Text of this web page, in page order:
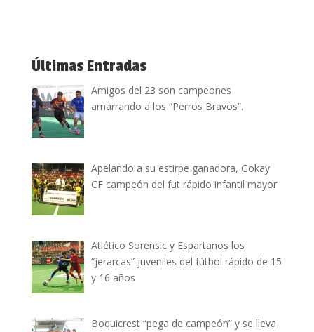
Últimas Entradas
Amigos del 23 son campeones
amarrando a los “Perros Bravos”.
Apelando a su estirpe ganadora, Gokay
CF campeón del fut rápido infantil mayor
Atlético Sorensic y Espartanos los
“jerarcas” juveniles del fútbol rápido de 15
y 16 años
Boquicrest “pega de campeón” y se lleva